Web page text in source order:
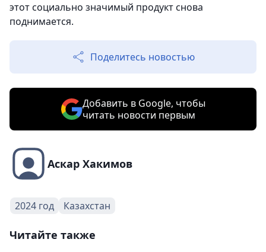
этот социально значимый продукт снова
поднимается.
Поделитесь новостью
Добавить в Google, чтобы
читать новости первым
Аскар Хакимов
2024 год Казахстан
Читайте также